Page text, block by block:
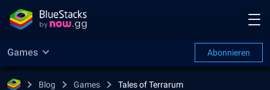
Games Abonnieren
Blog Games Tales of Terrarum